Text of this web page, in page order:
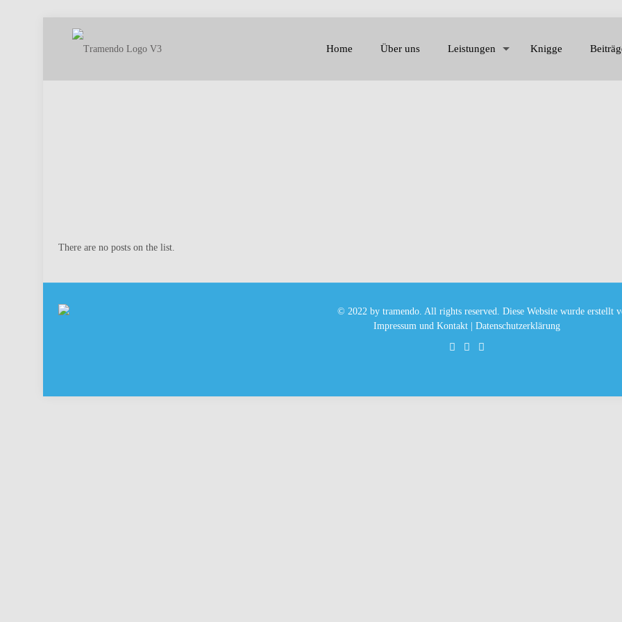
Home Über uns Leistungen Knigge
There are no posts on the list.
© 2022 by tramendo. All rights reserved. Diese Website wurde erstellt
Impressum und Kontakt| Datenschutzerklärung